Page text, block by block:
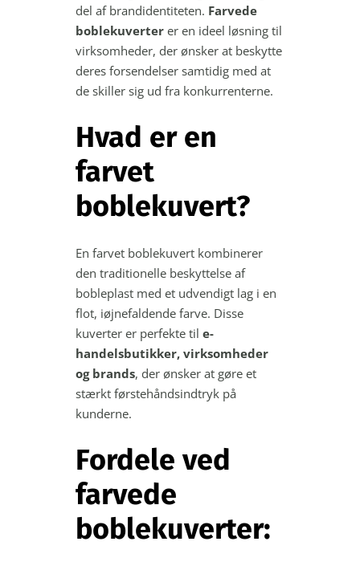
del af brandidentiteten. Farvede
boblekuverter er en ideel løsning til
virksomheder, der ønsker at beskytte
deres forsendelser samtidig med at
de skiller sig ud fra konkurrenterne.
Hvad er en
farvet
boblekuvert?
En farvet boblekuvert kombinerer
den traditionelle beskyttelse af
bobleplast med et udvendigt lag i en
flot, iøjnefaldende farve. Disse
kuverter er perfekte tile-
handelsbutikker, virksomheder
og brands, der ønsker at gøre et
stærkt førstehåndsindtryk på
kunderne.
Fordele ved
farvede
boblekuverter: